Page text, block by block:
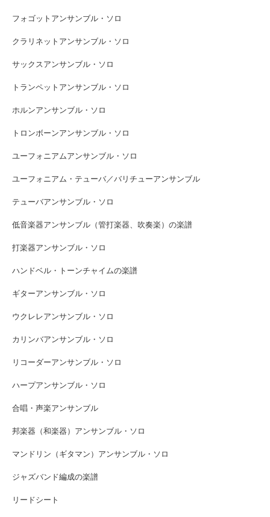
フォゴットアンサンブル・ソロ
クラリネットアンサンブル・ソロ
サックスアンサンブル・ソロ
トランペットアンサンブル・ソロ
ホルンアンサンブル・ソロ
トロンボーンアンサンブル・ソロ
ユーフォニアムアンサンブル・ソロ
ユーフォニアム・テューバ／バリチューアンサンブル
テューバアンサンブル・ソロ
低音楽器アンサンブル（管打楽器、吹奏楽）の楽譜
打楽器アンサンブル・ソロ
ハンドベル・トーンチャイムの楽譜
ギターアンサンブル・ソロ
ウクレレアンサンブル・ソロ
カリンバアンサンブル・ソロ
リコーダーアンサンブル・ソロ
ハープアンサンブル・ソロ
合唱・声楽アンサンブル
邦楽器（和楽器）アンサンブル・ソロ
マンドリン（ギタマン）アンサンブル・ソロ
ジャズバンド編成の楽譜
リードシート